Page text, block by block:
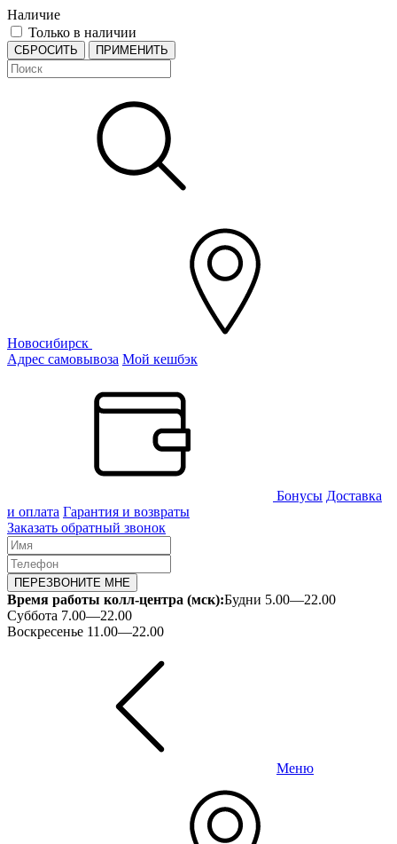
Наличие
Только в наличии
СБРОСИТЬ ПРИМЕНИТЬ
Новосибирск
Адрес самовывоза Мой кешбэк
Бонусы Доставка
и оплата Гарантия и возвраты
Заказать обратный звонок
ПЕРЕЗВОНИТЕ МНЕ
Время работы колл-центра (мск):Будни 5.00—22.00
Суббота 7.00—22.00
Воскресенье 11.00—22.00
Меню